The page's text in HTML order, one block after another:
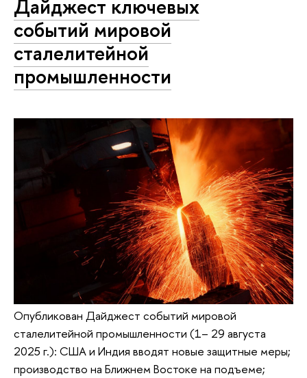
Дайджест ключевых
событий мировой
сталелитейной
промышленности
Опубликован Дайджест событий мировой
сталелитейной промышленности (1– 29 августа
2025 г.): США и Индия вводят новые защитные меры;
производство на Ближнем Востоке на подъеме;